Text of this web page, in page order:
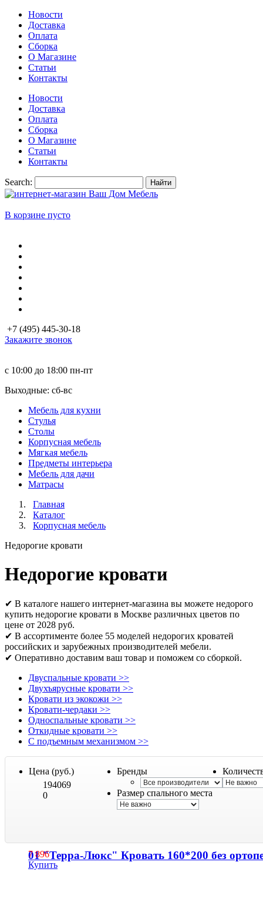
Новости
Доставка
Оплата
Сборка
О Магазине
Статьи
Контакты
Новости
Доставка
Оплата
Сборка
О Магазине
Статьи
Контакты
Search: Найти
В корзине пусто
+7 (495) 445-30-18
Закажите звонок
с 10:00 до 18:00 пн-пт
Выходные: сб-вc
Мебель для кухни
Стулья
Столы
Корпусная мебель
Мягкая мебель
Предметы интерьера
Мебель для дачи
Матраcы
Главная
Каталог
Корпусная мебель
Недорогие кровати
Недорогие кровати
✔ В каталоге нашего интернет-магазина вы можете недорого
купить недорогие кровати в Москве различных цветов по
цене от 2028 руб.
✔ В ассортименте более 55 моделей недорогих кроватей
российских и зарубежных производителей мебели.
✔ Оперативно доставим ваш товар и поможем со сборкой.
Двуспальные кровати >>
Двухъярусные кровати >>
Кровати из экокожи >>
Кровати-чердаки >>
Односпальные кровати >>
Откидные кровати >>
С подъемным механизмом >>
Цена (руб.)
194069
0
Бренды
Размер спального места
01 "Терра-Люкс" Кровать 160*200 без
7 896
Купить